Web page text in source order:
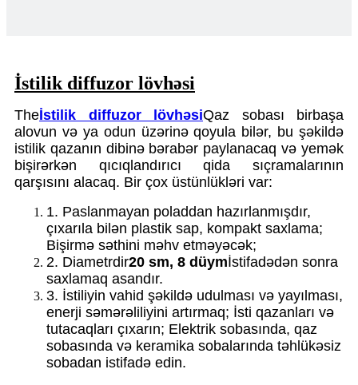
İstilik diffuzor lövhəsi
Theİstilik diffuzor lövhəsiQaz sobası birbaşa
alovun və ya odun üzərinə qoyula bilər, bu şəkildə
istilik qazanın dibinə bərabər paylanacaq və yemək
bişirərkən qıcıqlandırıcı qida sıçramalarının
qarşısını alacaq. Bir çox üstünlükləri var:
1. Paslanmayan poladdan hazırlanmışdır,
çıxarıla bilən plastik sap, kompakt saxlama;
Bişirmə səthini məhv etməyəcək;
2. Diametrdir20 sm, 8 düymİstifadədən sonra
saxlamaq asandır.
3. İstiliyin vahid şəkildə udulması və yayılması,
enerji səmərəliliyini artırmaq; İsti qazanları və
tutacaqları çıxarın; Elektrik sobasında, qaz
sobasında və keramika sobalarında təhlükəsiz
sobadan istifadə edin.